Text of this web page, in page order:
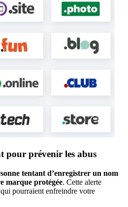
pour prévenir les abus
tentant d’enregistrer un nom
marque protégée. Cette alerte
pourraient enfreindre votre